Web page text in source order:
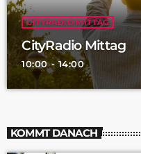
CITYRADIO MITTAG
CityRadio Mittag
10:00 - 14:00
KOMMT DANACH